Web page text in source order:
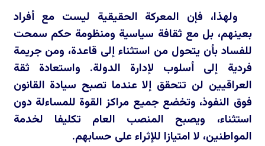
ولهذا، فإن المعركة الحقيقية ليست مع أفراد
بعينهم، بل مع ثقافة سياسية ومنظومة حكم سمحت
للفساد بأن يتحول من استثناء إلى قاعدة، ومن جريمة
فردية إلى أسلوب لإدارة الدولة. واستعادة ثقة
العراقيين لن تتحقق إلا عندما تصبح سيادة القانون
فوق النفوذ، وتخضع جميع مراكز القوة للمساءلة دون
استثناء، ويصبح المنصب العام تكليفا لخدمة
المواطنين، لا امتيازا للإثراء على حسابهم.